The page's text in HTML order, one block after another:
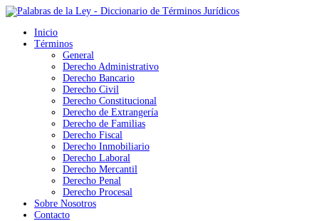
Inicio
Términos
General
Derecho Administrativo
Derecho Bancario
Derecho Civil
Derecho Constitucional
Derecho de Extrangería
Derecho de Familias
Derecho Fiscal
Derecho Inmobiliario
Derecho Laboral
Derecho Mercantil
Derecho Penal
Derecho Procesal
Sobre Nosotros
Contacto